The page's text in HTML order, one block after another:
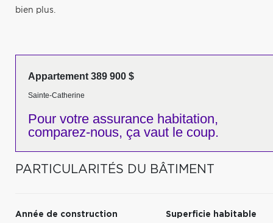
bien plus.
Appartement 389 900 $
Sainte-Catherine
Pour votre assurance habitation,
comparez-nous, ça vaut le coup.
PARTICULARITÉS DU BÂTIMENT
Année de construction
Superficie habitable